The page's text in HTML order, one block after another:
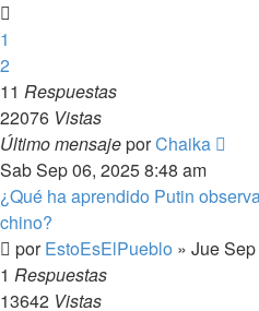
1
2
11 Respuestas
22076 Vistas
Último mensajeporChaika
Sab Sep 06, 2025 8:48 am
¿Qué ha aprendido Putin
chino?
porEstoEsElPueblo » Jue
1 Respuestas
13642 Vistas